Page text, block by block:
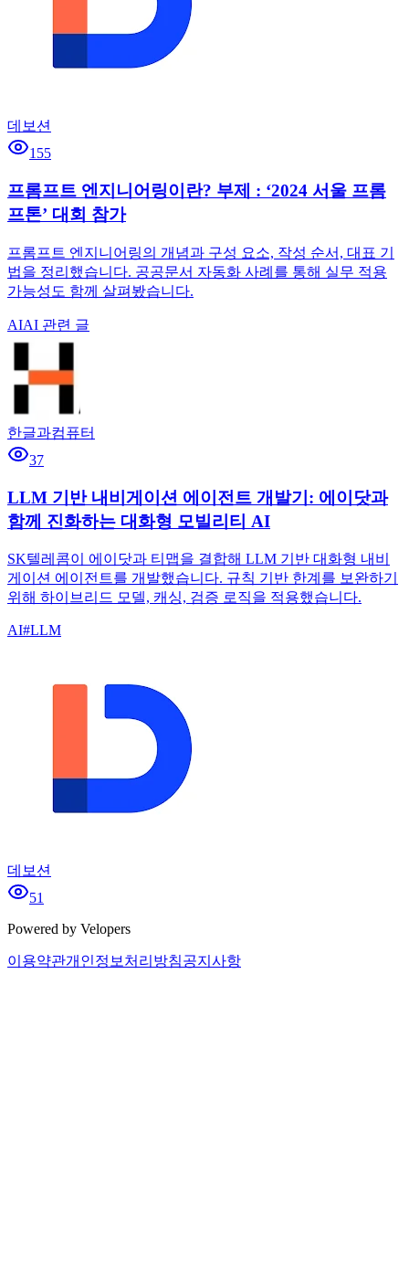
데보션
155
프롬프트 엔지니어링이란? 부제 : ‘2024 서울 프롬
프톤’ 대회 참가
프롬프트 엔지니어링의 개념과 구성 요소, 작성 순서, 대표 기
법을 정리했습니다. 공공문서 자동화 사례를 통해 실무 적용
가능성도 함께 살펴봤습니다.
AIAI 관련 글
한글과컴퓨터
37
LLM 기반 내비게이션 에이전트 개발기: 에이닷과
함께 진화하는 대화형 모빌리티 AI
SK텔레콤이 에이닷과 티맵을 결합해 LLM 기반 대화형 내비
게이션 에이전트를 개발했습니다. 규칙 기반 한계를 보완하기
위해 하이브리드 모델, 캐싱, 검증 로직을 적용했습니다.
AI#LLM
데보션
51
Powered by Velopers
이용약관개인정보처리방침공지사항